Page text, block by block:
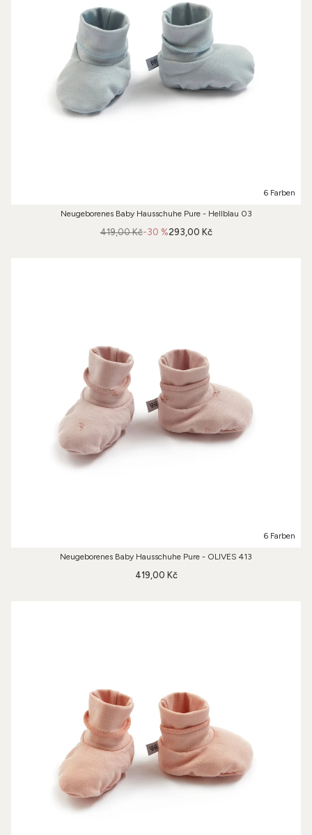
6 Farben
Neugeborenes Baby Hausschuhe Pure - Hellblau 03
-30 %
419,00 Kč 293,00 Kč
6 Farben
Neugeborenes Baby Hausschuhe Pure - OLIVES 413
419,00 Kč